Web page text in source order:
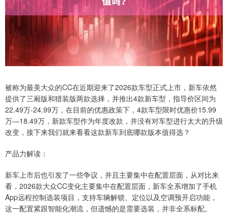
被称为最美大众的CC在近期迎来了2026款车型正式上市，新车依然
提供了三厢版和猎装版两款选择，并推出4款新车型，指导价区间为
22.49万-24.99万，在目前的优惠政策下，4款车型限时优惠价15.99
万—18.49万，新款车型作为年度改款，并没有对车型进行太大的升级
改变，接下来我们就来看看这款新车到底哪款版本值得选？
产品力解读：
新车上市后也引发了一些争议，并且主要集中在配置层面，从对比来
看，2026款大众CC变化主要集中在配置层面，新车全系增加了手机
App远程控制选装项目，支持车辆解锁、定位以及空调预开启功能，
这一配置紧跟智能化潮流，但遗憾的是需要选装，并非全系标配。